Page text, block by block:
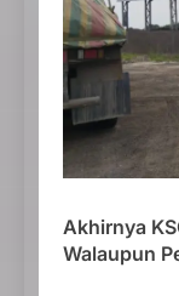
Akhirnya
Walaupun